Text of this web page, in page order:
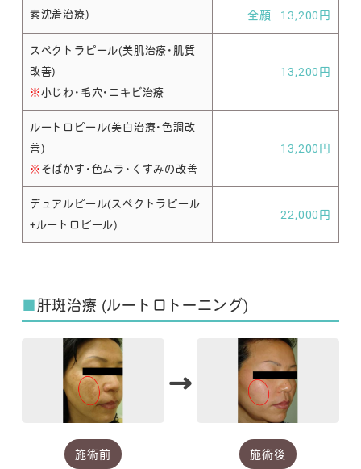
素沈着治療)
全顔 13,200円
スペクトラピール(美肌治療・肌質
改善)
※小じわ・毛穴・ニキビ治療
13,200円
ルートロピール(美白治療・色調改
善)
※ そばかす・色ムラ・くすみの改善
13,200円
デュアルピール(スペクトラピール
+ルートロピール)
22,000円
■肝斑治療 (ルートロトーニング)
施術前
→
施術後